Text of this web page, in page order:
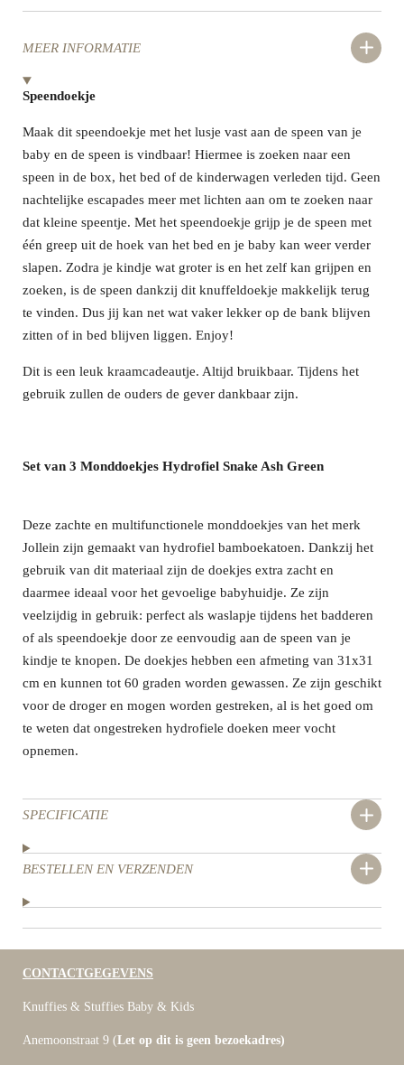
MEER INFORMATIE
Speendoekje
Maak dit speendoekje met het lusje vast aan de speen van je
baby en de speen is vindbaar! Hiermee is zoeken naar een
speen in de box, het bed of de kinderwagen verleden tijd. Geen
nachtelijke escapades meer met lichten aan om te zoeken naar
dat kleine speentje. Met het speendoekje grijp je de speen met
één greep uit de hoek van het bed en je baby kan weer verder
slapen. Zodra je kindje wat groter is en het zelf kan grijpen en
zoeken, is de speen dankzij dit knuffeldoekje makkelijk terug
te vinden. Dus jij kan net wat vaker lekker op de bank blijven
zitten of in bed blijven liggen. Enjoy!
Dit is een leuk kraamcadeautje. Altijd bruikbaar. Tijdens het
gebruik zullen de ouders de gever dankbaar zijn.
Set van 3 Monddoekjes Hydrofiel Snake Ash Green
Deze zachte en multifunctionele monddoekjes van het merk
Jollein zijn gemaakt van hydrofiel bamboekatoen. Dankzij het
gebruik van dit materiaal zijn de doekjes extra zacht en
daarmee ideaal voor het gevoelige babyhuidje. Ze zijn
veelzijdig in gebruik: perfect als waslapje tijdens het badderen
of als speendoekje door ze eenvoudig aan de speen van je
kindje te knopen. De doekjes hebben een afmeting van 31x31
cm en kunnen tot 60 graden worden gewassen. Ze zijn geschikt
voor de droger en mogen worden gestreken, al is het goed om
te weten dat ongestreken hydrofiele doeken meer vocht
opnemen.
SPECIFICATIE
BESTELLEN EN VERZENDEN
CONTACTGEGEVENS
Knuffies & Stuffies Baby & Kids
Anemoonstraat 9 (Let op dit is geen bezoekadres)